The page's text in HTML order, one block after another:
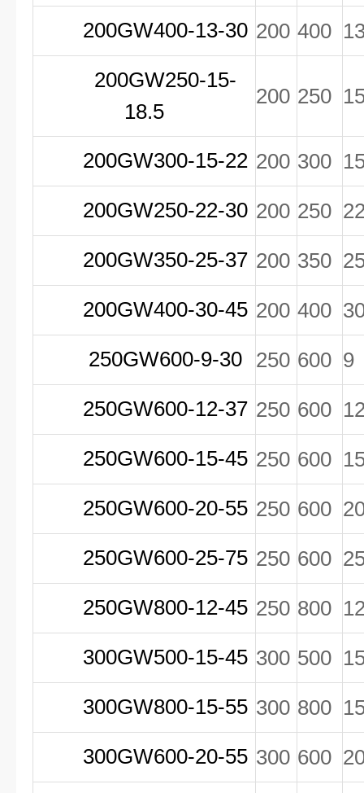
200GW400-13-30 200 400
200GW250-15-
18.5
200 250
200GW300-15-22 200 300
200GW250-22-30 200 250
200GW350-25-37 200 350
200GW400-30-45 200 400
250GW600-9-30 250 600 9
250GW600-12-37 250 600
250GW600-15-45 250 600
250GW600-20-55 250 600
250GW600-25-75 250 600
250GW800-12-45 250 800
300GW500-15-45 300 500
300GW800-15-55 300 800
300GW600-20-55 300 600